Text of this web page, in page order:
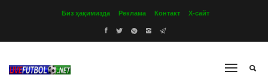
Биз ҳақимизда Реклама Контакт Х-сайт